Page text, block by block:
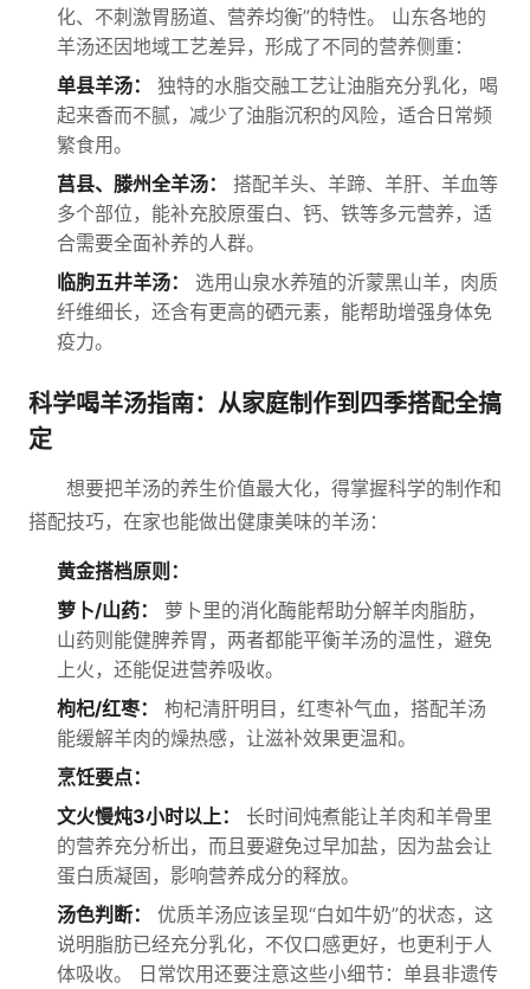
化、不刺激胃肠道、营养均衡”的特性。 山东各地的
羊汤还因地域工艺差异，形成了不同的营养侧重：
单县羊汤：
独特的水脂交融工艺让油脂充分乳化，喝
起来香而不腻，减少了油脂沉积的风险，适合日常频
繁食用。
莒县、滕州全羊汤：
搭配羊头、羊蹄、羊肝、羊血等
多个部位，能补充胶原蛋白、钙、铁等多元营养，适
合需要全面补养的人群。
临朐五井羊汤：
选用山泉水养殖的沂蒙黑山羊，肉质
纤维细长，还含有更高的硒元素，能帮助增强身体免
疫力。
科学喝羊汤指南：从家庭制作到四季搭配全搞
定
想要把羊汤的养生价值最大化，得掌握科学的制作和
搭配技巧，在家也能做出健康美味的羊汤：
黄金搭档原则：
萝卜/山药：
萝卜里的消化酶能帮助分解羊肉脂肪，
山药则能健脾养胃，两者都能平衡羊汤的温性，避免
上火，还能促进营养吸收。
枸杞/红枣：
枸杞清肝明目，红枣补气血，搭配羊汤
能缓解羊肉的燥热感，让滋补效果更温和。
烹饪要点：
文火慢炖3小时以上：
长时间炖煮能让羊肉和羊骨里
的营养充分析出，而且要避免过早加盐，因为盐会让
蛋白质凝固，影响营养成分的释放。
汤色判断：
优质羊汤应该呈现“白如牛奶”的状态，这
说明脂肪已经充分乳化，不仅口感更好，也更利于人
体吸收。 日常饮用还要注意这些小细节：单县非遗传